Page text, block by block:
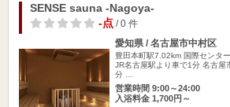
SENSE sauna -Nagoya-
-点/ 0 件
愛知県 / 名古屋市中村区
豊田本町駅7.02km 国際センタ
JR名古屋駅より車で1分 名古屋
分 …
営業時間 9:00～24:00
入浴料金 1,700円～